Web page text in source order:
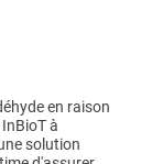
en raison
à
solution